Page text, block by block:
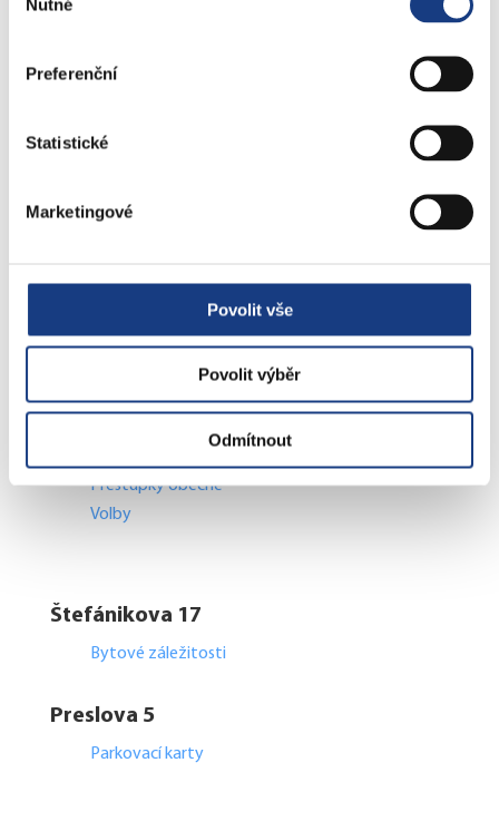
souhlasu
Nutné
Preferenční
Statistické
Marketingové
Povolit vše
Povolit výběr
Odmítnout
Přestupky dopravní - objektivní odpovědnost
Doprava - dopravní značení
Přestupky dopravní - správní řízení
Vedení MČ
Osobní doklady
Czech POINT
Přestupky obecné
Volby
Štefánikova 17
Bytové záležitosti
Preslova 5
Parkovací karty